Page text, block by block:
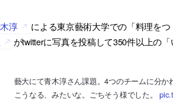
淳 による東京藝術大学での「料理を
がtwitterに写真を投稿して350件以上の
藝大にて青木淳さん課題。4つのチームに分
こうなる、みたいな。ごちそう様でした。